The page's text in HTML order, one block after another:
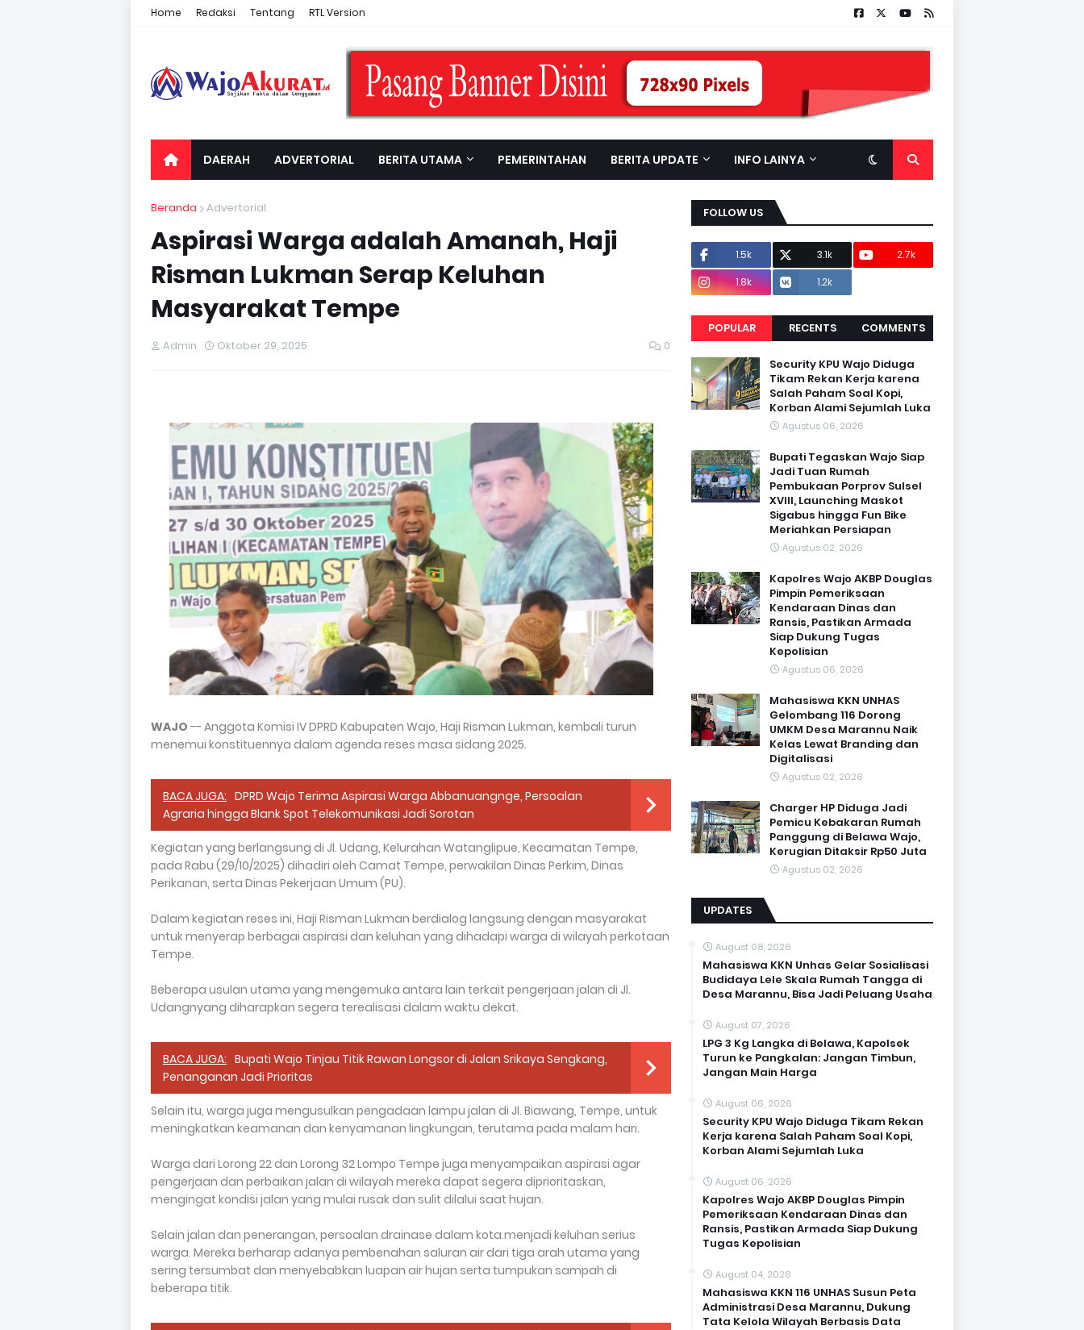
Home Redaksi Tentang RTL Version
DAERAH ADVERTORIAL BERITA UTAMA PEMERINTAHAN BERITA UPDATE INFO LAINYA
Beranda Advertorial
Aspirasi Warga adalah Amanah, Haji
Risman Lukman Serap Keluhan
Masyarakat Tempe
Admin Oktober 29, 2025 0
WAJO -- Anggota Komisi IV DPRD Kabupaten Wajo, Haji Risman Lukman, kembali turun
menemui konstituennya dalam agenda reses masa sidang 2025.
BACA JUGA: DPRD Wajo Terima Aspirasi Warga Abbanuangnge, Persoalan
Agraria hingga Blank Spot Telekomunikasi Jadi Sorotan
Kegiatan yang berlangsung di Jl. Udang, Kelurahan Watanglipue, Kecamatan Tempe,
pada Rabu (29/10/2025) dihadiri oleh Camat Tempe, perwakilan Dinas Perkim, Dinas
Perikanan, serta Dinas Pekerjaan Umum (PU).
Dalam kegiatan reses ini, Haji Risman Lukman berdialog langsung dengan masyarakat
untuk menyerap berbagai aspirasi dan keluhan yang dihadapi warga di wilayah perkotaan
Tempe.
Beberapa usulan utama yang mengemuka antara lain terkait pengerjaan jalan di Jl.
Udangnyang diharapkan segera terealisasi dalam waktu dekat.
BACA JUGA: Bupati Wajo Tinjau Titik Rawan Longsor di Jalan Srikaya Sengkang,
Penanganan Jadi Prioritas
Selain itu, warga juga mengusulkan pengadaan lampu jalan di Jl. Biawang, Tempe, untuk
meningkatkan keamanan dan kenyamanan lingkungan, terutama pada malam hari.
Warga dari Lorong 22 dan Lorong 32 Lompo Tempe juga menyampaikan aspirasi agar
pengerjaan dan perbaikan jalan di wilayah mereka dapat segera diprioritaskan,
mengingat kondisi jalan yang mulai rusak dan sulit dilalui saat hujan.
Selain jalan dan penerangan, persoalan drainase dalam kota.menjadi keluhan serius
warga. Mereka berharap adanya pembenahan saluran air dari tiga arah utama yang
sering tersumbat dan menyebabkan luapan air hujan serta tumpukan sampah di
beberapa titik.
FOLLOW US
1.5k 3.1k
2.7k
1.8k
1.2k
POPULAR RECENTS COMMENTS
Security KPU Wajo Diduga
Tikam Rekan Kerja karena
Salah Paham Soal Kopi,
Korban Alami Sejumlah Luka
Agustus 06, 2026
Bupati Tegaskan Wajo Siap
Jadi Tuan Rumah
Pembukaan Porprov Sulsel
XVIII, Launching Maskot
Sigabus hingga Fun Bike
Meriahkan Persiapan
Agustus 02, 2026
Kapolres Wajo AKBP Douglas
Pimpin Pemeriksaan
Kendaraan Dinas dan
Ransis, Pastikan Armada
Siap Dukung Tugas
Kepolisian
Agustus 06, 2026
Mahasiswa KKN UNHAS
Gelombang 116 Dorong
UMKM Desa Marannu Naik
Kelas Lewat Branding dan
Digitalisasi
Agustus 02, 2026
Charger HP Diduga Jadi
Pemicu Kebakaran Rumah
Panggung di Belawa Wajo,
Kerugian Ditaksir Rp50 Juta
Agustus 02, 2026
UPDATES
August 08, 2026
Mahasiswa KKN Unhas Gelar Sosialisasi
Budidaya Lele Skala Rumah Tangga di
Desa Marannu, Bisa Jadi Peluang Usaha
August 07, 2026
LPG 3 Kg Langka di Belawa, Kapolsek
Turun ke Pangkalan: Jangan Timbun,
Jangan Main Harga
August 06, 2026
Security KPU Wajo Diduga Tikam Rekan
Kerja karena Salah Paham Soal Kopi,
Korban Alami Sejumlah Luka
August 06, 2026
Kapolres Wajo AKBP Douglas Pimpin
Pemeriksaan Kendaraan Dinas dan
Ransis, Pastikan Armada Siap Dukung
Tugas Kepolisian
August 04, 2026
Mahasiswa KKN 116 UNHAS Susun Peta
Administrasi Desa Marannu, Dukung
Tata Kelola Wilayah Berbasis Data